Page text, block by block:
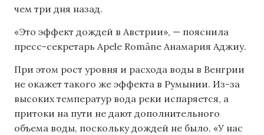
чем три дня назад.
«Это эффект дождей в Австрии», — пояснила
пресс-секретарь Apele Române Анамария Аджиу.
При этом рост уровня и расхода воды в Венгрии
не окажет такого же эффекта в Румынии. Из-за
высоких температур вода реки испаряется, а
притоки на пути не дают дополнительного
объема воды, поскольку дождей не было. «У нас